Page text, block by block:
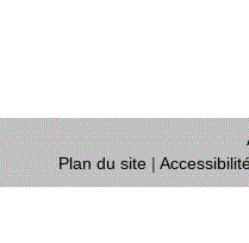
Plan du site|